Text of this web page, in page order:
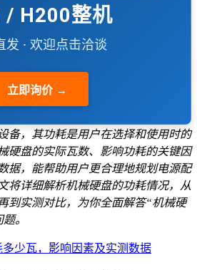
/ H200整机
发 · 欢迎点击洽谈
立即询价 →
备，其功耗是用户在选择和使用时的
硬盘的实际瓦数、影响功耗的关键因
据，能帮助用户更合理地规划电源配
将详细解析机械硬盘的功耗情况，从
到实测对比，为你全面解答“机械硬
。